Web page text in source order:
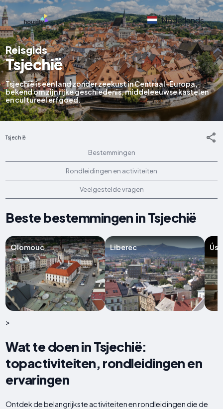
Nederlands
Reisgids
Tsjechië
Tsjechië is een land zonder zeekust in Centraal-Europa,
bekend om zijn rijke geschiedenis, middeleeuwse kastelen
en cultureel erfgoed.
Tsjechië
Bestemmingen
Rondleidingen en activiteiten
Veelgestelde vragen
Beste bestemmingen in Tsjechië
Olomouc Liberec
>
Wat te doen in Tsjechië:
topactiviteiten, rondleidingen en
ervaringen
Ontdek de belangrijkste activiteiten en rondleidingen die de